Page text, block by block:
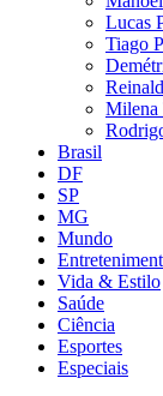
Lucas
Tiago
Milena
Brasil
DF
SP
MG
Mundo
Vida & Estilo
Saúde
Ciência
Esportes
Especiais